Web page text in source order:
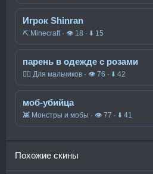
Игрок Shinran
⛏️ Minecraft · 👁 18 · ⬇ 15
парень в одежде с розами
🧍‍♂️ Для мальчиков · 👁 76 · ⬇ 42
моб-убийца
👾 Монстры и мобы · 👁 77 · ⬇ 41
Похожие скины